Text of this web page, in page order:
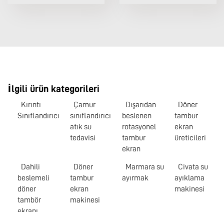
İlgili ürün kategorileri
Kırıntı
Sınıflandırıcı
Çamur
sınıflandırıcı
atık su
tedavisi
Dışarıdan
beslenen
rotasyonel
tambur
ekran
Döner
tambur
ekran
üreticileri
Dahili
beslemeli
döner
tambör
Döner
tambur
ekran
makinesi
Marmara su
ayırmak
Civata su
ayıklama
makinesi